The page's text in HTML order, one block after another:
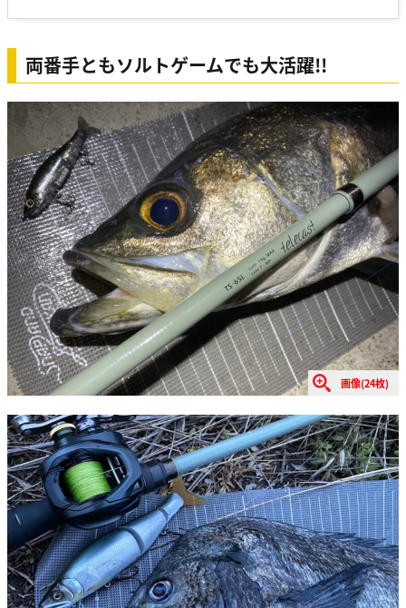
両番手ともソルトゲームでも大活躍!!
画像(24枚)